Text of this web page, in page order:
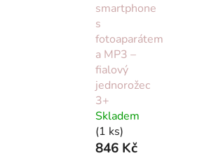
smartphone
s
fotoaparátem
a MP3 –
fialový
jednorožec
3+
Skladem
(1 ks)
846 Kč